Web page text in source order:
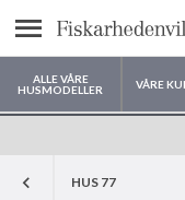
text.menu
ALLE VÅRE
HUSMODELLER
VÅRE
Hvor
HUS 77